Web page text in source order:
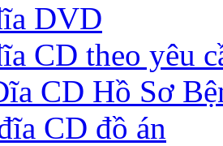
DVD
CD theo yêu
CD Hồ Sơ
CD đồ án